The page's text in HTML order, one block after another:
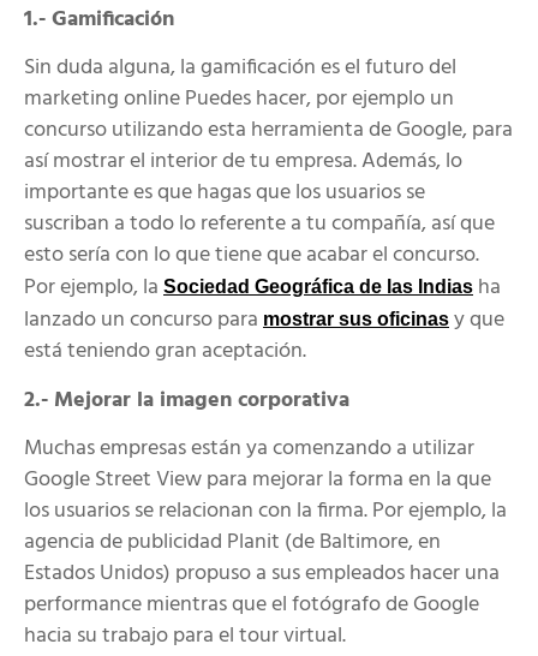
1.- Gamificación
Sin duda alguna, la gamificación es el futuro del
marketing online Puedes hacer, por ejemplo un
concurso utilizando esta herramienta de Google, para
así mostrar el interior de tu empresa. Además, lo
importante es que hagas que los usuarios se
suscriban a todo lo referente a tu compañía, así que
esto sería con lo que tiene que acabar el concurso.
Por ejemplo, la Sociedad Geográfica de las Indias ha
lanzado un concurso para mostrar sus oficinas y que
está teniendo gran aceptación.
2.- Mejorar la imagen corporativa
Muchas empresas están ya comenzando a utilizar
Google Street View para mejorar la forma en la que
los usuarios se relacionan con la firma. Por ejemplo, la
agencia de publicidad Planit (de Baltimore, en
Estados Unidos) propuso a sus empleados hacer una
performance mientras que el fotógrafo de Google
hacia su trabajo para el tour virtual.